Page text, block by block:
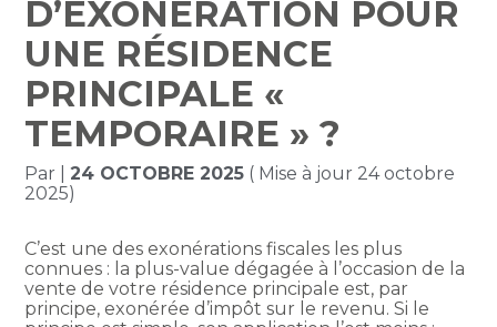
D’EXONÉRATION POUR
UNE RÉSIDENCE
PRINCIPALE «
TEMPORAIRE » ?
Par |24 OCTOBRE 2025 ( Mise à jour 24 octobre
2025)
C’est une des exonérations fiscales les plus
connues : la plus-value dégagée à l’occasion de la
vente de votre résidence principale est, par
principe, exonérée d’impôt sur le revenu. Si le